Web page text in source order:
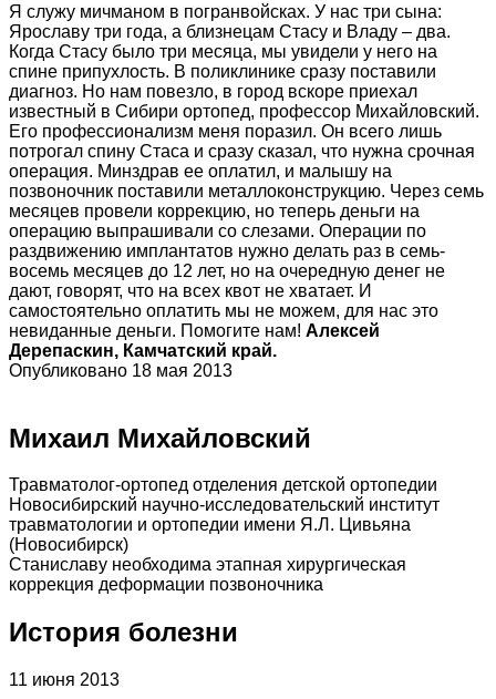
Я служу мичманом в погранвойсках. У нас три сына:
Ярославу три года, а близнецам Стасу и Владу – два.
Когда Стасу было три месяца, мы увидели у него на
спине припухлость. В поликлинике сразу поставили
диагноз. Но нам повезло, в город вскоре приехал
известный в Сибири ортопед, профессор Михайловский.
Его профессионализм меня поразил. Он всего лишь
потрогал спину Стаса и сразу сказал, что нужна срочная
операция. Минздрав ее оплатил, и малышу на
позвоночник поставили металлоконструкцию. Через семь
месяцев провели коррекцию, но теперь деньги на
операцию выпрашивали со слезами. Операции по
раздвижению имплантатов нужно делать раз в семь-
восемь месяцев до 12 лет, но на очередную денег не
дают, говорят, что на всех квот не хватает. И
самостоятельно оплатить мы не можем, для нас это
невиданные деньги. Помогите нам! Алексей
Дерепаскин, Камчатский край.
Опубликовано 18 мая 2013
Михаил Михайловский
Травматолог-ортопед отделения детской ортопедии
Новосибирский научно-исследовательский институт
травматологии и ортопедии имени Я.Л. Цивьяна
(Новосибирск)
Станиславу необходима этапная хирургическая
коррекция деформации позвоночника
История болезни
11 июня 2013